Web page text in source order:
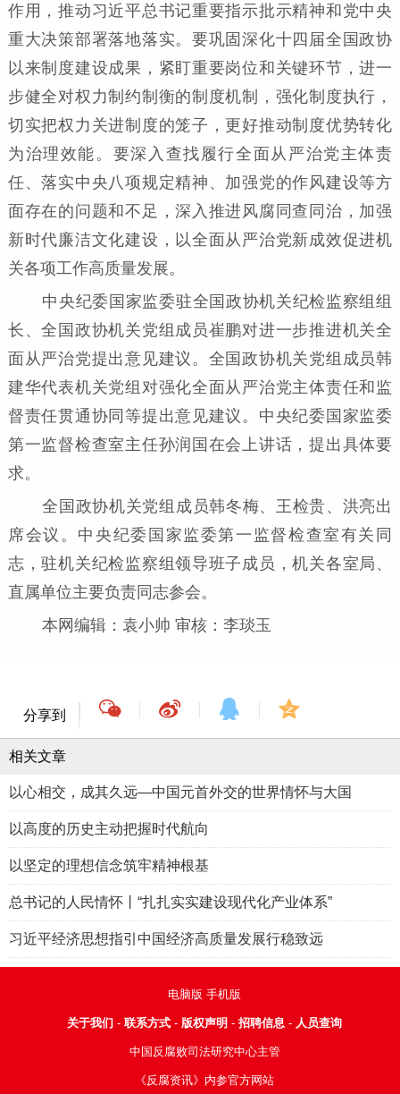
作用，推动习近平总书记重要指示批示精神和党中央
重大决策部署落地落实。要巩固深化十四届全国政协
以来制度建设成果，紧盯重要岗位和关键环节，进一
步健全对权力制约制衡的制度机制，强化制度执行，
切实把权力关进制度的笼子，更好推动制度优势转化
为治理效能。要深入查找履行全面从严治党主体责
任、落实中央八项规定精神、加强党的作风建设等方
面存在的问题和不足，深入推进风腐同查同治，加强
新时代廉洁文化建设，以全面从严治党新成效促进机
关各项工作高质量发展。
中央纪委国家监委驻全国政协机关纪检监察组组
长、全国政协机关党组成员崔鹏对进一步推进机关全
面从严治党提出意见建议。全国政协机关党组成员韩
建华代表机关党组对强化全面从严治党主体责任和监
督责任贯通协同等提出意见建议。中央纪委国家监委
第一监督检查室主任孙润国在会上讲话，提出具体要
求。
全国政协机关党组成员韩冬梅、王检贵、洪亮出
席会议。中央纪委国家监委第一监督检查室有关同
志，驻机关纪检监察组领导班子成员，机关各室局、
直属单位主要负责同志参会。
本网编辑：袁小帅 审核：李琰玉
分享到
相关文章
以心相交，成其久远—中国元首外交的世界情怀与大国
以高度的历史主动把握时代航向
以坚定的理想信念筑牢精神根基
总书记的人民情怀丨“扎扎实实建设现代化产业体系”
习近平经济思想指引中国经济高质量发展行稳致远
电脑版 手机版
关于我们 - 联系方式 - 版权声明 - 招聘信息 - 人员查询
中国反腐败司法研究中心主管
《反腐资讯》内参官方网站